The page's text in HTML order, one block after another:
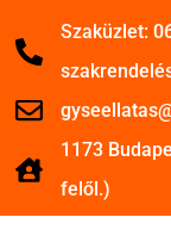
Szaküzlet:
1173
felől.)